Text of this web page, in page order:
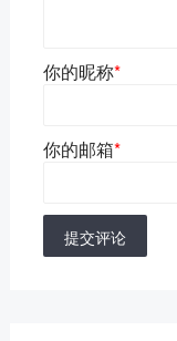
你的昵称*
你的邮箱*
提交评论